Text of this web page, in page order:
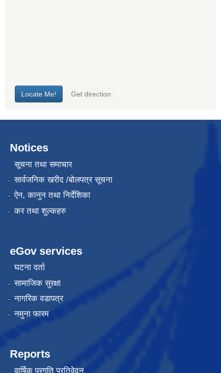
Notices
सूचना तथा समाचार
सार्वजनिक खरीद /बोलपत्र सूचना
ऐन, कानुन तथा निर्देशिका
कर तथा शुल्कहरु
eGov services
घटना दर्ता
सामाजिक सुरक्षा
नागरिक वडापत्र
नमुना फारम
Reports
वार्षिक प्रगति प्रतिवेदन